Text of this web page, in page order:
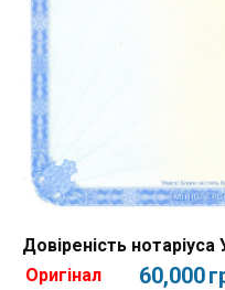
Довіреність
Оригінал
60,000